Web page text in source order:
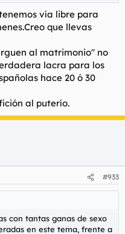
vía libre para
que llevas
al matrimonio" no
lacra para los
hace 20 ó 30
al puterío.
#933
con tantas ganas de sexo
en este tema, frente a